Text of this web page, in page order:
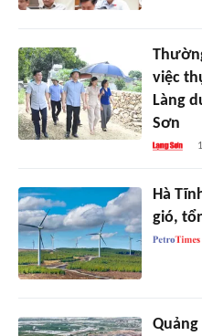
việc
Làng
Sơn
Hà
gió,